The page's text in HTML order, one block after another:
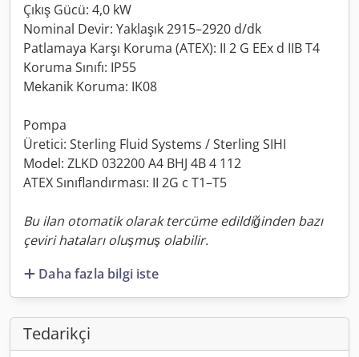
Çıkış Gücü: 4,0 kW
Nominal Devir: Yaklaşık 2915–2920 d/dk
Patlamaya Karşı Koruma (ATEX): II 2 G EEx d IIB T4
Koruma Sınıfı: IP55
Mekanik Koruma: IK08
Pompa
Üretici: Sterling Fluid Systems / Sterling SIHI
Model: ZLKD 032200 A4 BHJ 4B 4 112
ATEX Sınıflandırması: II 2G c T1–T5
Bu ilan otomatik olarak tercüme edildiğinden bazı
çeviri hataları oluşmuş olabilir.
Daha fazla bilgi iste
Tedarikçi